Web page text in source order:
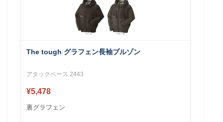
The tough グラフェン長袖ブルゾン
アタックベース 2443
¥5,478
裏グラフェン